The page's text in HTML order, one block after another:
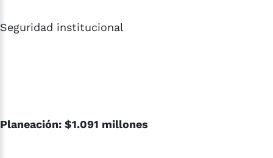
Seguridad institucional
Planeación: $1.091 millones